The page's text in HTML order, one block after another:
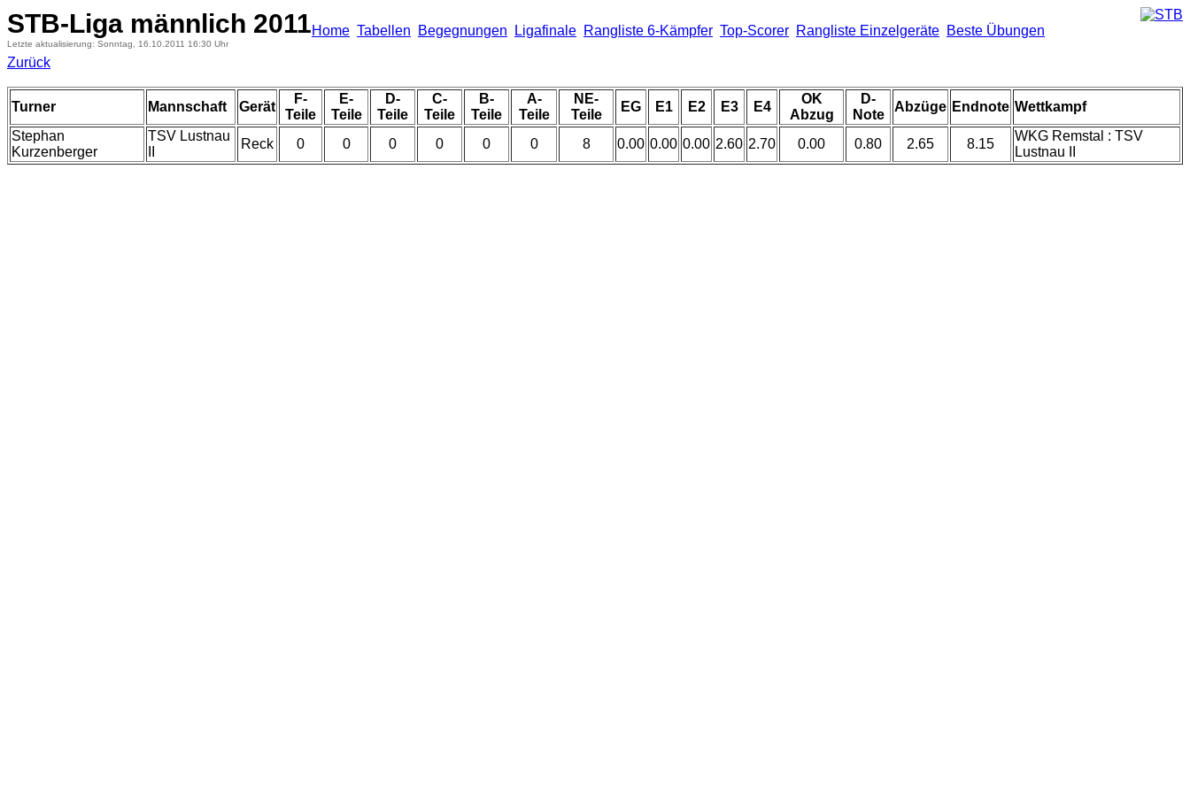
STB-Liga männlich 2011
Letzte aktualisierung: Sonntag, 16.10.2011 16:30 Uhr
Home Tabellen Begegnungen Ligafinale Rangliste 6-Kämpfer Top-Scorer Rangliste Einzelgeräte Beste Übungen
Zurück
Turner Mannschaft Gerät
F-
Teile
E-
Teile
D-
Teile
C-
Teile
B-
Teile
A-
Teile
NE-
Teile
EG E1 E2 E3 E4
OK
Abzug
D-
Note
Abzüge Endnote Wettkampf
Stephan
Kurzenberger
TSV Lustnau
Reck 0 0 0 0 0 0 8 0.00 0.00 0.00 2.60 2.70 0.00 0.80 2.65 8.15
WKG Remstal : TSV
Lustnau II